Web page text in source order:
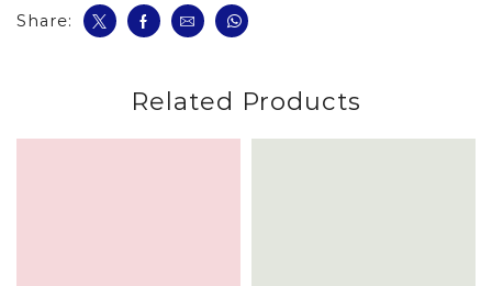
Share:
Related Products